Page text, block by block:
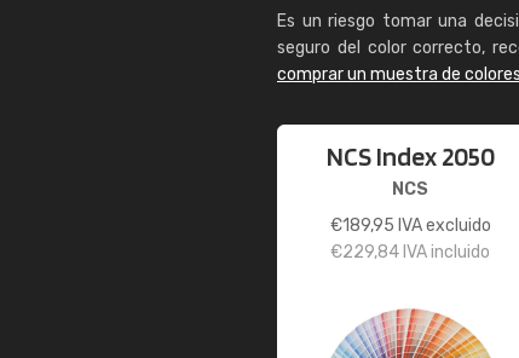
Es un riesgo tomar una
seguro del color correcto,
comprar un muestra de
NCS Index 2050
NCS
€189,95 IVA excluido
€229,84 IVA incluido